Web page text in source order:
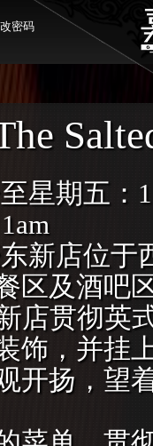
密码
星期五：
新店位
区及酒吧
店贯彻英
饰，并挂
开扬，望